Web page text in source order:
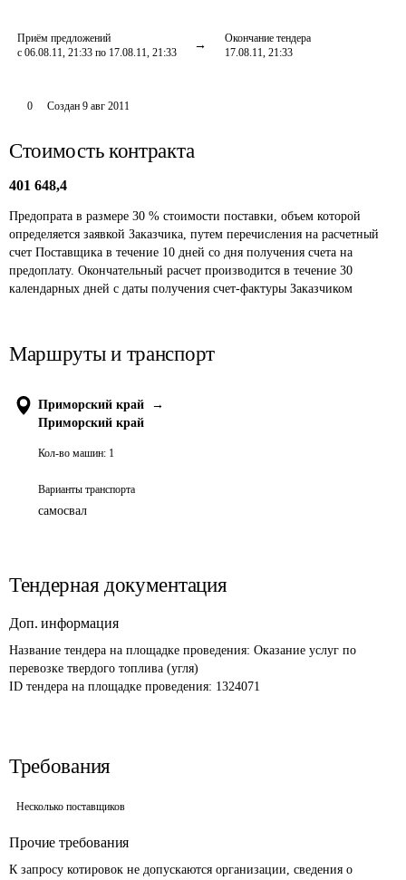
Приём предложений
с 06.08.11, 21:33 по 17.08.11, 21:33
Окончание тендера
17.08.11, 21:33
0 Создан 9 авг 2011
Стоимость контракта
401 648,4
Предопрата в размере 30 % стоимости поставки, объем которой
определяется заявкой Заказчика, путем перечисления на расчетный
счет Поставщика в течение 10 дней со дня получения счета на
предоплату. Окончательный расчет производится в течение 30
календарных дней с даты получения счет-фактуры Заказчиком
Маршруты и транспорт
Приморский край
→
Приморский край
Кол-во машин: 1
Варианты транспорта
самосвал
Тендерная документация
Доп. информация
Название тендера на площадке проведения: Оказание услуг по
перевозке твердого топлива (угля)
ID тендера на площадке проведения: 1324071
Требования
Несколько поставщиков
Прочие требования
К запросу котировок не допускаются организации, сведения о